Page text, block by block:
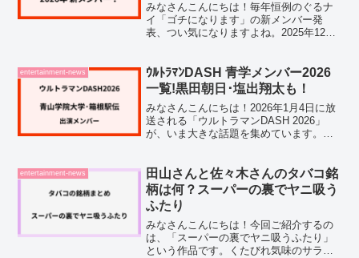
みなさんこんにちは！毎年恒例のぐるナ
イ「ゴチになります」の新メンバー発
表、つい気になりますよね。2025年12月
ると、次は誰が新メンバーになるんだろ
うってワクワクしな...
entertainment-news
ｳﾙﾄﾗﾏﾝDASH 青学メンバー2026
一覧!黒田朝日･塩出翔太も！
みなさんこんにちは！2026年1月4日に放
送される「ウルトラマンDASH 2026」
が、いま大きな話題を集めています。箱
注目度が高まっているんですよね。今日
のウルトラ...
entertainment-news
田山さんと佐々木さんのタバコ銘
柄は何？スーパーの裏でヤニ吸う
ふたり
みなさんこんにちは！今回ご紹介するの
は、「スーパーの裏でヤニ吸うふたり」
という作品です。くたびれ気味のサラリ